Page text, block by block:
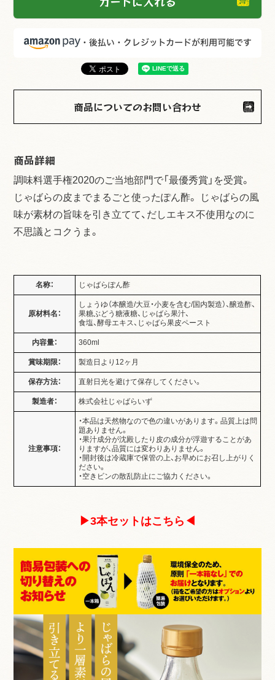
商品についてのお問い合わせ
商品詳細
調味料選手権2020のご当地部門で「最優秀賞」を受賞。
じゃばらの皮までまるごと使ったぽん酢。 じゃばらの風
味が素材の旨味を引き立てて、だしエキス不使用なのに
不思議とコクうま。
名称： じゃばらぽん酢
原材料名：
しょうゆ（本醸造/大豆・小麦を含む/国内製造）、醸造酢、
果糖ぶどう糖液糖、じゃばら果汁、
食塩、酵母エキス、じゃばら果皮ペースト
内容量： 360ml
賞味期限： 製造日より12ヶ月
保存方法： 直射日光を避けて保存してください。
製造者： 株式会社じゃばらいず
注意事項：
・本品は天然物なので色の違いがあります。品質上は問
題ありません。
・果汁成分が沈殿したり皮の成分が浮遊することがあ
りますが、品質には変わりありません。
・開封後は冷蔵庫で保管の上、お早めにお召し上がりく
ださい。
・空きビンの散乱防止にご協力ください。
▶3本セットはこちら◀